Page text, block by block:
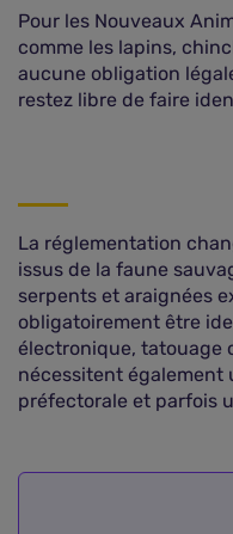
Pour les Nouveaux
comme les lapins,
aucune obligation
restez libre de faire
La réglementation
issus de la faune
serpents et araignées
obligatoirement être
électronique, tatouage
nécessitent également
préfectorale et parfois